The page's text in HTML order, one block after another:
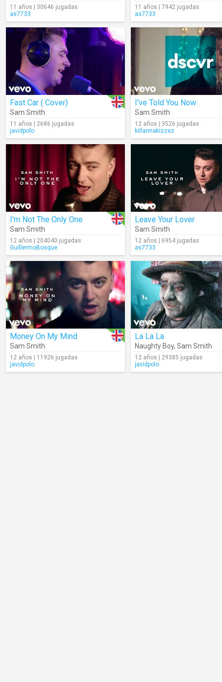
11 años | 30646 jugadas
as7733
11 años | 7942 jugadas
as7733
Fast Car ( Cover)
Sam Smith
11 años | 2686 jugadas
javidpolo
I've Told You Now
Sam Smith
12 años | 3526 jugadas
killannakizzez
I'm Not The Only One
Sam Smith
12 años | 204040 jugadas
GuillermoBosque
Leave Your Lover
Sam Smith
12 años | 6954 jugadas
as7733
Money On My Mind
Sam Smith
12 años | 11926 jugadas
javidpolo
La La La
Naughty Boy, Sam Smith
12 años | 29385 jugadas
javidpolo